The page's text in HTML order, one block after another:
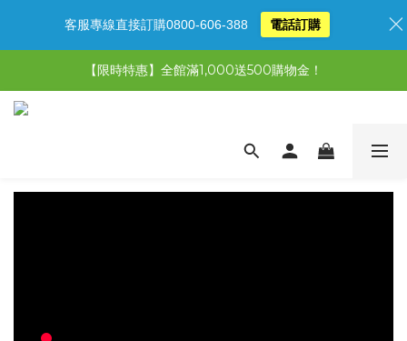
【限時特惠】全館滿1,000送500購物金！
【限時特惠】全館滿1,000送500購物金！
【首購免運再送500購物金】馬上加入會員
【限時特惠】全館滿1,000送500購物金！
客服專線直接訂購0800-606-388 電話訂購